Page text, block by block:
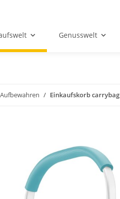
Genusswelt
Aufbewahren Einkaufskorb carrybag